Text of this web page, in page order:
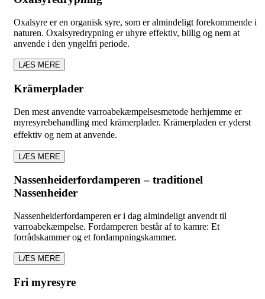
Oxalsyre er en organisk syre, som er almindeligt forekommende i
naturen. Oxalsyredrypning er uhyre effektiv, billig og nem at
anvende i den yngelfri periode.
LÆS MERE
Krämerplader
Den mest anvendte varroabekæmpelsesmetode herhjemme er
myresyrebehandling med krämerplader. Krämerpladen er yderst
effektiv og nem at anvende.
LÆS MERE
Nassenheiderfordamperen – traditionel
Nassenheider
Nassenheiderfordamperen er i dag almindeligt anvendt til
varroabekæmpelse. Fordamperen består af to kamre: Et
forrådskammer og et fordampningskammer.
LÆS MERE
Fri myresyre